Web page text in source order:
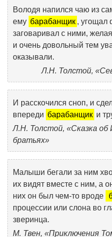
Володя напился чаю из
ему барабанщик , угощал
заговаривал с ними,
и очень довольный тем
оказывали.
Л.Н. Толстой,
И расскочился сноп, и
впереди барабанщик и
Л.Н. Толстой, «Сказка об
братьях»
Малыши бегали за ним
их видят вместе с ним, а
них он был чем-то вроде
процессии или слона во
зверинца.
М. Твен, «Приключения